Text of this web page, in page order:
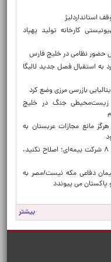
استانداردلیژ
کارخانه تولید پهپاد
حضور نظامی در خلیج فارس
به استقبال فصل جدید لالیگا
بازرسی مرزی وضع کرد
زیست‌محیطی جنگ در خلیج
مانع مجازات عربستان به
هشدار بیمه مرکزی به ۸ شرکت بیمه‌ای؛ اصلاح نکنید،
دفاعی مکه نیست/مصر به
پاکستان می پیوندد
بیشتر